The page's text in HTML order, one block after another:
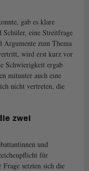
gab es klare
eine Streitfrage
Argumente zum Thema
wird erst kurz vor
Schwierigkeit ergab
mitunter auch eine
nicht vertreten, die
zwei
und
für
setzten sich die